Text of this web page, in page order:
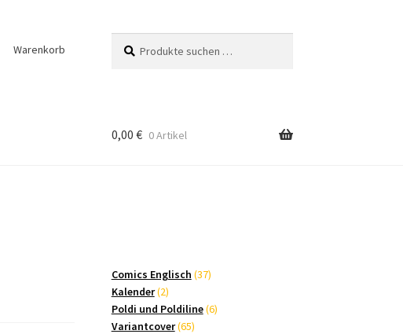
Warenkorb
nach:
0,00 € 0 Artikel
Comics Englisch 3737
Kalender 22
Produkte
Poldi und Poldiline 66
Variantcover 6565